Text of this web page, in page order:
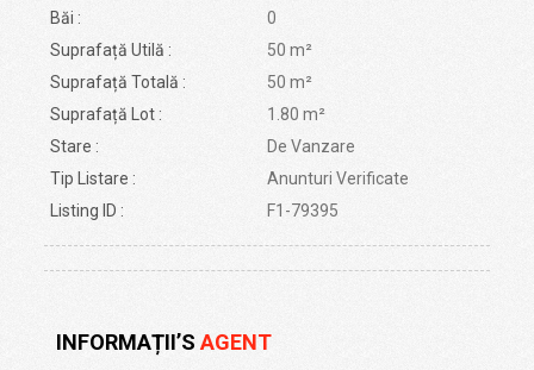
Băi :
0
Suprafață Utilă :
50 m²
Suprafață Totală :
50 m²
Suprafață Lot :
1.80 m²
Stare :
De Vanzare
Tip Listare :
Anunturi Verificate
Listing ID :
F1-79395
INFORMAȚII AGENT